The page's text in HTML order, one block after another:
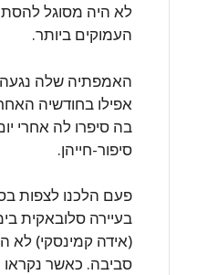
לא היה מסוגל
העמוקים ביותר.
האמפתיה שלה
אפילו בחודשיה
בה סיפרו לה אחרי
סיפור-חייהן.
פעם הלכנו לצפות
בעיירה סלובאקית
(אידה קמינסקי)
סביבה. כאשר